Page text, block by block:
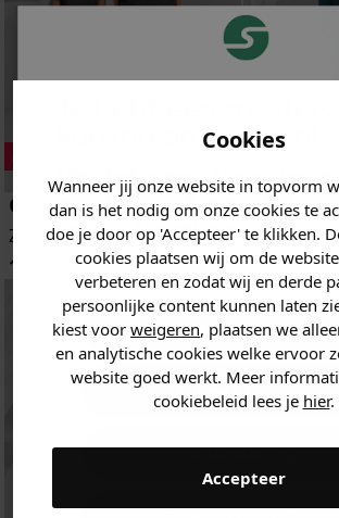
Cookies
Wanneer jij onze website in topvorm
dan is het nodig om onze cookies te
doe je door op 'Accepteer' te klikken.
cookies plaatsen wij om de
verbeteren en zodat wij en derde
persoonlijke content kunnen laten
kiest voor weigeren, plaatsen we
en analytische cookies welke ervoor
website goed werkt. Meer
cookiebeleid lees je hier.
Accepteer
Cou7ure Essentials
Zomersetje
109.95
Adidas
Hoodie
54.95
korting ontvangen!
Vertel ons waar je
zoek bent en claim
jouwkorting.
Heren kleding
Dames kleding
Kids kleding